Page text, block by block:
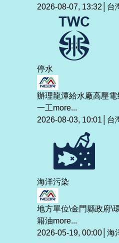
2026-08-07, 13:32│台
停水
辦理龍潭給水廠高壓
一工more...
2026-08-03, 10:01│台
海洋污染
地方單位\金門縣政府\
籍油more...
2026-05-19, 00:00│海